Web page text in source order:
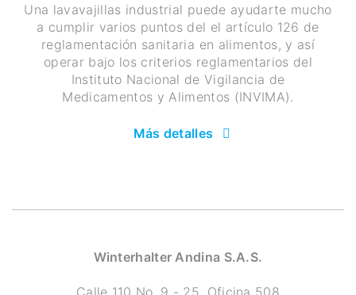
Una lavavajillas industrial puede ayudarte mucho
a cumplir varios puntos del el artículo 126 de
reglamentación sanitaria en alimentos, y así
operar bajo los criterios reglamentarios del
Instituto Nacional de Vigilancia de
Medicamentos y Alimentos (INVIMA).
Más detalles
Winterhalter Andina S.A.S.
Calle 110 No. 9 - 25, Oficina 508